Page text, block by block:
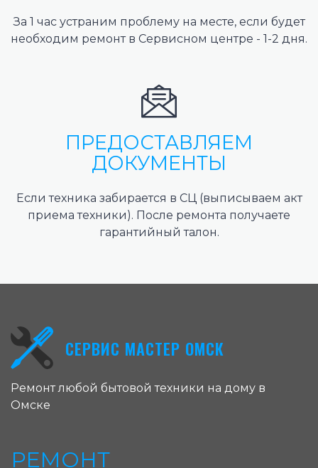
За 1 час устраним проблему на месте, если будет
необходим ремонт в Сервисном центре - 1-2 дня.
ПРЕДОСТАВЛЯЕМ
ДОКУМЕНТЫ
Если техника забирается в СЦ (выписываем акт
приема техники). После ремонта получаете
гарантийный талон.
СЕРВИС МАСТЕР ОМСК
Ремонт любой бытовой техники на дому в
Омске
РЕМОНТ